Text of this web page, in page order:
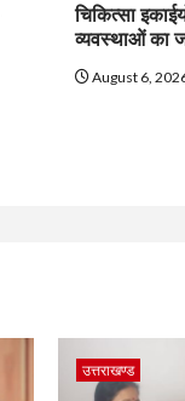
चिकित्सा
व्यवस्थाओं का
August 6,
उत्तराखण्ड